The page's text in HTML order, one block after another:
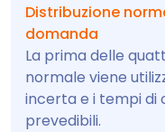
Distribuzione
domanda
La prima delle
normale viene
incerta e i tempi di
prevedibili.